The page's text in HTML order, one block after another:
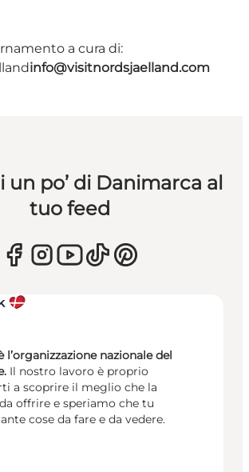
a cura di:
info@visitnordsjaelland.com
po’ di Danimarca al
tuo feed
nazionale del
Il nostro lavoro è proprio
a scoprire il meglio che la
offrire e speriamo che tu
cose da fare e da vedere.